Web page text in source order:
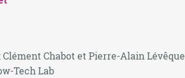
Chabot et Pierre-Alain Lévêque
Tech Lab